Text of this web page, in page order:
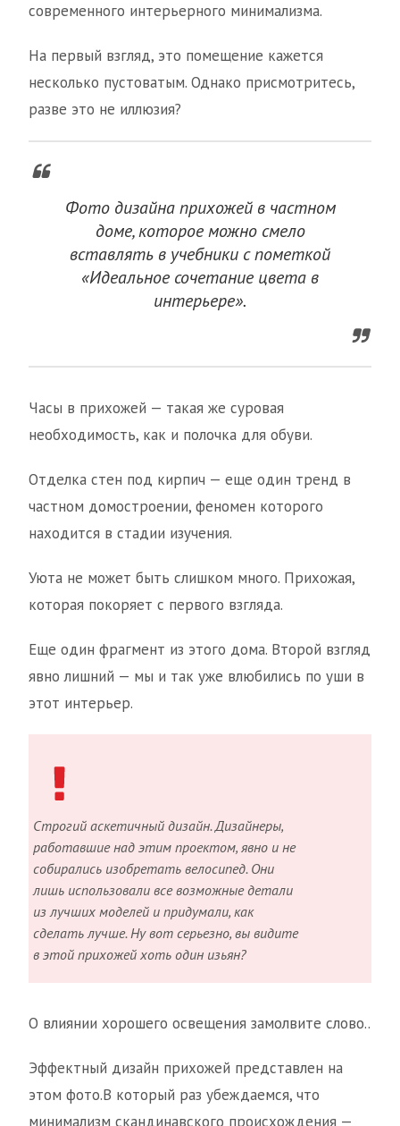
современного интерьерного минимализма.
На первый взгляд, это помещение кажется
несколько пустоватым. Однако присмотритесь,
разве это не иллюзия?
Фото дизайна прихожей в частном
доме, которое можно смело
вставлять в учебники с пометкой
«Идеальное сочетание цвета в
интерьере».
Часы в прихожей — такая же суровая
необходимость, как и полочка для обуви.
Отделка стен под кирпич — еще один тренд в
частном домостроении, феномен которого
находится в стадии изучения.
Уюта не может быть слишком много. Прихожая,
которая покоряет с первого взгляда.
Еще один фрагмент из этого дома. Второй взгляд
явно лишний — мы и так уже влюбились по уши в
этот интерьер.
Строгий аскетичный дизайн. Дизайнеры,
работавшие над этим проектом, явно и не
собирались изобретать велосипед. Они
лишь использовали все возможные детали
из лучших моделей и придумали, как
сделать лучше. Ну вот серьезно, вы видите
в этой прихожей хоть один изьян?
О влиянии хорошего освещения замолвите слово..
Эффектный дизайн прихожей представлен на
этом фото.В который раз убеждаемся, что
минимализм скандинавского происхождения —